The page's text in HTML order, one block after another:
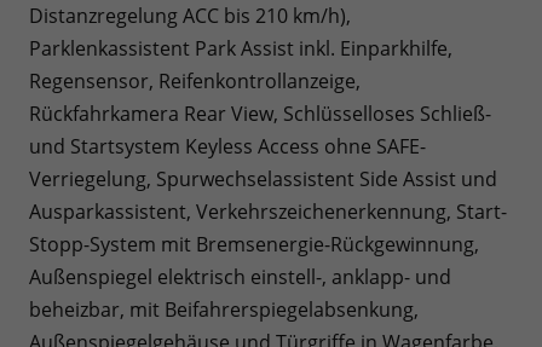
Distanzregelung ACC bis 210 km/h),
Parklenkassistent Park Assist inkl. Einparkhilfe,
Regensensor, Reifenkontrollanzeige,
Rückfahrkamera Rear View, Schlüsselloses Schließ-
und Startsystem Keyless Access ohne SAFE-
Verriegelung, Spurwechselassistent Side Assist und
Ausparkassistent, Verkehrszeichenerkennung, Start-
Stopp-System mit Bremsenergie-Rückgewinnung,
Außenspiegel elektrisch einstell-, anklapp- und
beheizbar, mit Beifahrerspiegelabsenkung,